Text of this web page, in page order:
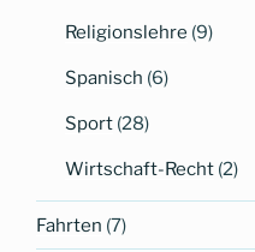
Religionslehre (9)
Spanisch (6)
Sport (28)
Wirtschaft-Recht (2)
Fahrten (7)